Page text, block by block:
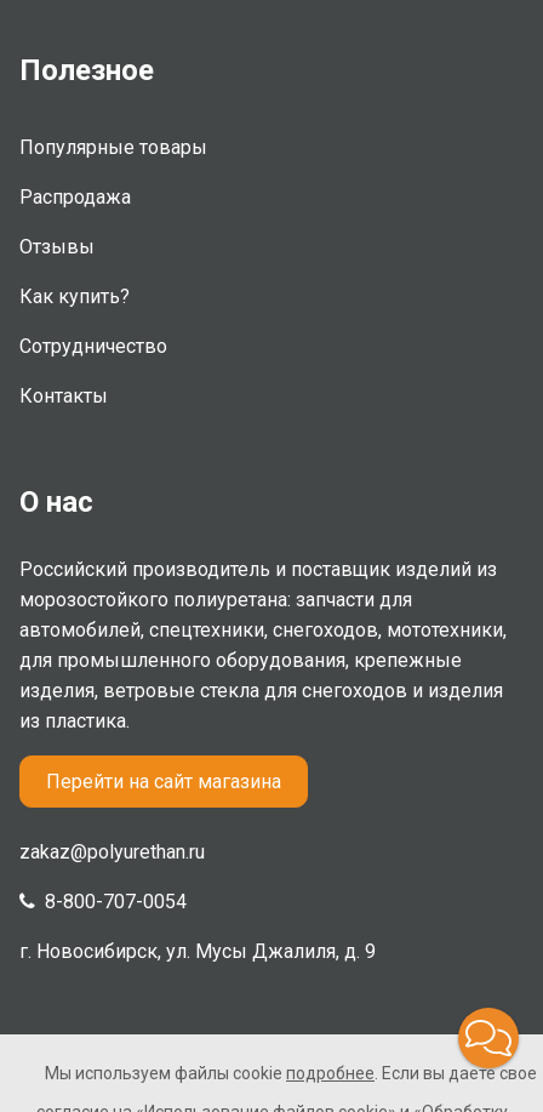
Полезное
Популярные товары
Распродажа
Отзывы
Как купить?
Сотрудничество
Контакты
О нас
Российский производитель и поставщик изделий из
морозостойкого полиуретана: запчасти для
автомобилей, спецтехники, снегоходов, мототехники,
для промышленного оборудования, крепежные
изделия, ветровые стекла для снегоходов и изделия
из пластика.
Перейти на сайт магазина
zakaz@polyurethan.ru
8-800-707-0054
г. Новосибирск, ул. Мусы Джалиля, д. 9
2005-2026 © Полиуретан. Все права защищены. Не
Мы используем файлы cookie подробнее . Если вы даете свое